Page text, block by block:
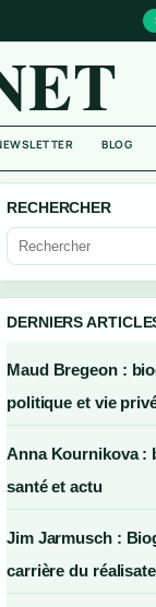
BLOG
RECHERCHER
DERNIERS
Maud Bregeon :
politique et vie
Anna Kournikova :
santé et actu
Jim Jarmusch :
carrière du